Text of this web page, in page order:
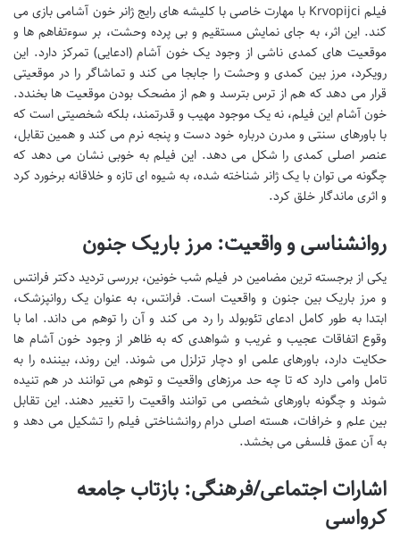
فیلم Krvopijci با مهارت خاصی با کلیشه های رایج ژانر خون آشامی بازی می
کند. این اثر، به جای نمایش مستقیم و بی پرده وحشت، بر سوءتفاهم ها و
موقعیت های کمدی ناشی از وجود یک خون آشام (ادعایی) تمرکز دارد. این
رویکرد، مرز بین کمدی و وحشت را جابجا می کند و تماشاگر را در موقعیتی
قرار می دهد که هم از ترس بترسد و هم از مضحک بودن موقعیت ها بخندد.
خون آشام این فیلم، نه یک موجود مهیب و قدرتمند، بلکه شخصیتی است که
با باورهای سنتی و مدرن درباره خود دست و پنجه نرم می کند و همین تقابل،
عنصر اصلی کمدی را شکل می دهد. این فیلم به خوبی نشان می دهد که
چگونه می توان با یک ژانر شناخته شده، به شیوه ای تازه و خلاقانه برخورد کرد
و اثری ماندگار خلق کرد.
روانشناسی و واقعیت: مرز باریک جنون
یکی از برجسته ترین مضامین در فیلم شب خونین، بررسی تردید دکتر فرانتس
و مرز باریک بین جنون و واقعیت است. فرانتس، به عنوان یک روانپزشک،
ابتدا به طور کامل ادعای تئوبولد را رد می کند و آن را توهم می داند. اما با
وقوع اتفاقات عجیب و غریب و شواهدی که به ظاهر از وجود خون آشام ها
حکایت دارد، باورهای علمی او دچار تزلزل می شوند. این روند، بیننده را به
تامل وامی دارد که تا چه حد مرزهای واقعیت و توهم می توانند در هم تنیده
شوند و چگونه باورهای شخصی می توانند واقعیت را تغییر دهند. این تقابل
بین علم و خرافات، هسته اصلی درام روانشناختی فیلم را تشکیل می دهد و
به آن عمق فلسفی می بخشد.
اشارات اجتماعی/فرهنگی: بازتاب جامعه
کرواسی